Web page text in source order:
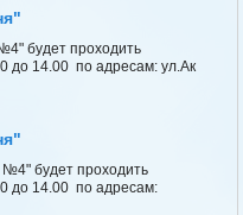
будет проходить
до 14.00 по адресам: ул.Ак
№4" будет проходить
до 14.00 по адресам: